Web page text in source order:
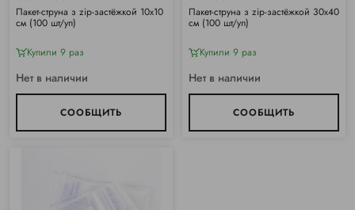
Пакет-струна з zip-застёжкой 10х10
см (100 шт/уп)
Купили 9 раз
Нет в наличии
СООБЩИТЬ
Пакет-струна з zip-застёжкой 30х40
см (100 шт/уп)
Купили 9 раз
Нет в наличии
СООБЩИТЬ